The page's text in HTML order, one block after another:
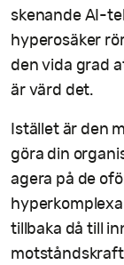
skenande AI-
hyperosäker
den vida grad
är värd det.
Istället är den
göra din
agera på de
tillbaka då till